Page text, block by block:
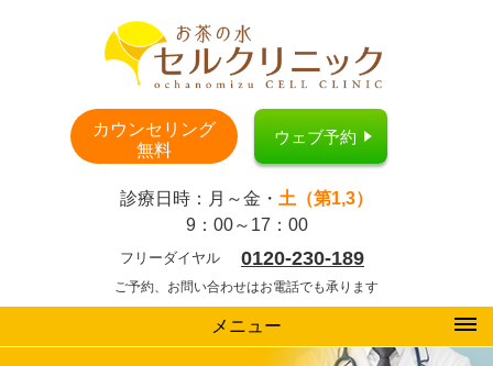
カウンセリング
無料
ウェブ予約
診療日時：月～金・ 土（第1,3）
9：00～17：00
フリーダイヤル 0120-230-189
ご予約、お問い合わせはお電話でも承ります
メニュー